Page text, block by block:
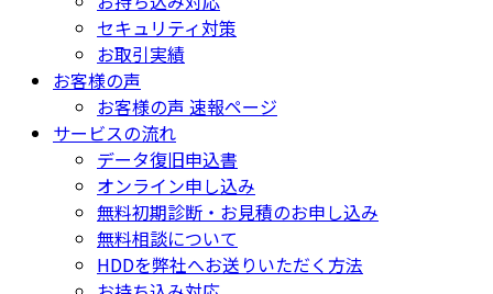
セキュリティ対策
お取引実績
お客様の声
お客様の声 速報ページ
サービスの流れ
データ復旧申込書
オンライン申し込み
無料初期診断・お見積のお申し込み
無料相談について
HDDを弊社へお送りいただく方法